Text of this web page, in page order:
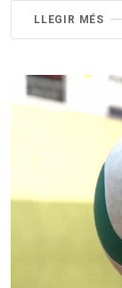
LLEGIR MÉS